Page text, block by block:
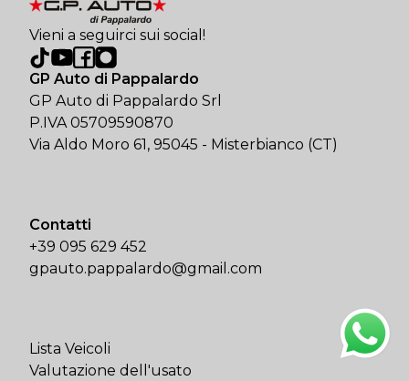
Vieni a seguirci sui social!
GP Auto di Pappalardo
GP Auto di Pappalardo Srl
P.IVA 05709590870
Via Aldo Moro 61, 95045 - Misterbianco (CT)
Contatti
+39 095 629 452
gpauto.pappalardo@gmail.com
Lista Veicoli
Valutazione dell'usato